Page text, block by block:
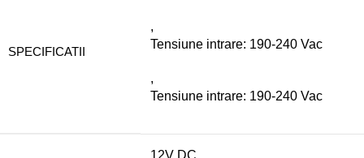
SPECIFICATII
,
Tensiune intrare: 190-240 Vac
,
Tensiune intrare: 190-240 Vac
12V DC